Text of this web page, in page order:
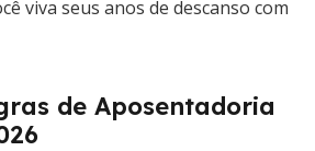
viva seus anos de descanso com
de Aposentadoria